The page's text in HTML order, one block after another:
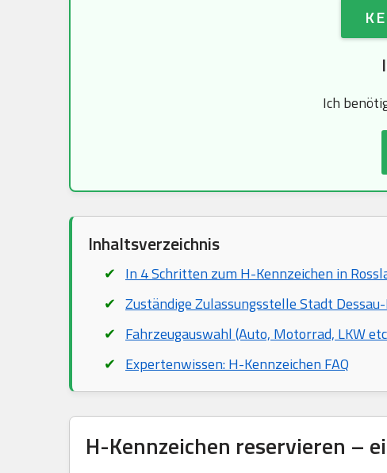
Ich
Inhaltsverzeichnis
In 4 Schritten zum H-Kennzeichen in
Zuständige Zulassungsstelle Stadt
Fahrzeugauswahl (Auto, Motorrad, LKW
Expertenwissen: H-Kennzeichen FAQ
H-Kennzeichen reservieren –